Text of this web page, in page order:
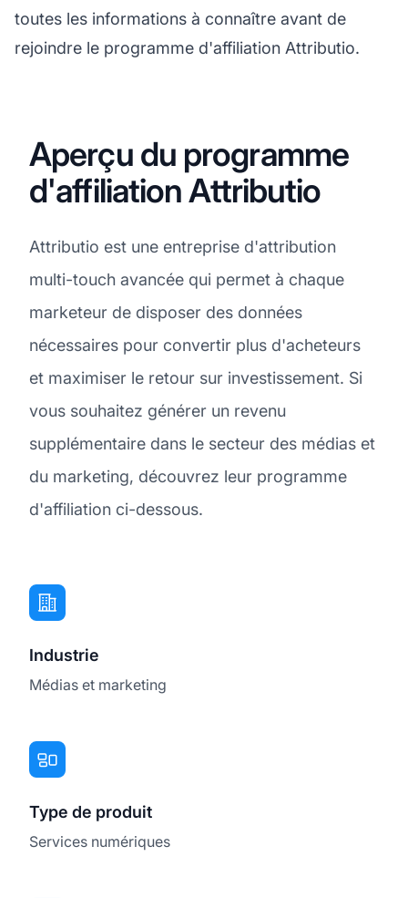
toutes les informations à connaître avant de
rejoindre le programme d'affiliation Attributio.
Aperçu du programme
d'affiliation Attributio
Attributio est une entreprise d'attribution
multi-touch avancée qui permet à chaque
marketeur de disposer des données
nécessaires pour convertir plus d'acheteurs
et maximiser le retour sur investissement. Si
vous souhaitez générer un revenu
supplémentaire dans le secteur des médias et
du marketing, découvrez leur programme
d'affiliation ci-dessous.
Industrie
Médias et marketing
Type de produit
Services numériques